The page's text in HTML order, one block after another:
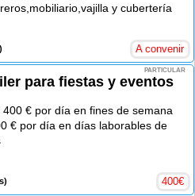
y cubertería
A convenir
PARTICULAR
para fiestas y eventos
400 € por día en fines de semana
€ por día en días laborables de
400€